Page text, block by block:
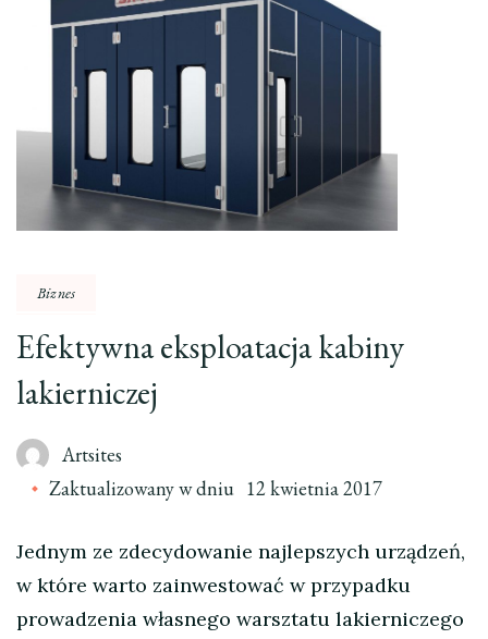
Biznes
Efektywna eksploatacja kabiny
lakierniczej
Artsites
Zaktualizowany w dniu 12 kwietnia 2017
Jednym ze zdecydowanie najlepszych urządzeń,
w które warto zainwestować w przypadku
prowadzenia własnego warsztatu lakierniczego